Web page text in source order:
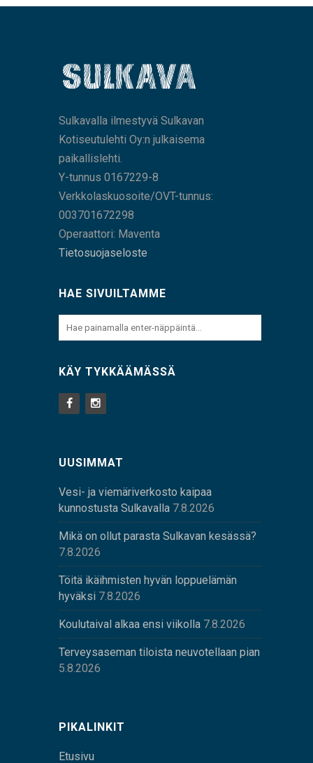
Sulkavalla ilmestyvä Sulkavan
Kotiseutulehti Oy:n julkaisema
paikallislehti.
Y-tunnus 0167229-8
Verkkolaskuosoite/OVT-tunnus:
003701672298
Operaattori: Maventa
Tietosuojaseloste
HAE SIVUILTAMME
KÄY TYKKÄÄMÄSSÄ
UUSIMMAT
Vesi- ja viemäriverkosto kaipaa
kunnostusta Sulkavalla 7.8.2026
Mikä on ollut parasta Sulkavan kesässä?
7.8.2026
Töitä ikäihmisten hyvän loppuelämän
hyväksi 7.8.2026
Koulutaival alkaa ensi viikolla 7.8.2026
Terveysaseman tiloista neuvotellaan pian
5.8.2026
PIKALINKIT
Etusivu